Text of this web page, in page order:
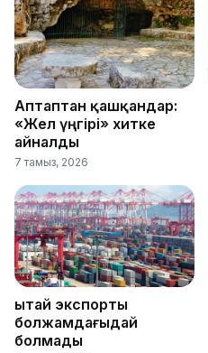
Аптаптан қашқандар:
«Жел үңгірі» хитке
айналды
7 тамыз, 2026
Қытай экспорты
болжамдағыдай
болмады